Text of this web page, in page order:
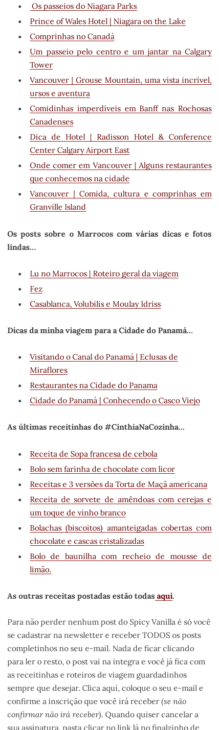
Os passeios do Niagara Parks
Prince of Wales Hotel | Niagara on the Lake
Comprinhas no Canadá
Um passeio pelo centro e um jantar na Calgary
Tower
Vancouver | Grouse Mountain, uma vista incrível,
ursos e aventura
Comidinhas imperdíveis em Banff nas Rochosas
Canadenses
Dica de Hotel | Radisson Hotel & Conference
Center Calgary Airport East
Onde comer em Vancouver | Alguns restaurantes
que conhecemos na cidade
Vancouver | Comida, cultura e comprinhas em
Granville Island
Os posts sobre o Marrocos com várias dicas e fotos
lindas…
Lu no Marrocos | Roteiro geral da viagem
Fez
Casablanca, Volubilis e Moulay Idriss
Dicas da minha viagem para a Cidade do Panamá…
Visitando o Canal do Panamá | Eclusas de
Miraflores
Restaurantes na Cidade do Panama
Cidade do Panamá | Conhecendo o Casco Viejo
As últimas receitinhas do #CinthiaNaCozinha…
Receita de Sopa francesa de cebola
Bolo sem farinha de chocolate com licor
Receitas e 3 versões da Torta de Maçã americana
Receita de sorvete de amêndoas com cerejas e
um toque de vinho branco
Bolachas (biscoitos) amanteigadas cobertas com
chocolate e cascas cristalizadas
Bolo de baunilha com recheio de mousse de
limão.
As outras receitas postadas estão todas aqui.
Para não perder nenhum post do Spicy Vanilla é só você
se cadastrar na newsletter e receber TODOS os posts
completinhos no seu e-mail. Nada de ficar clicando
para ler o resto, o post vai na integra e você já fica com
as receitinhas e roteiros de viagem guardadinhos
sempre que desejar. Clica aqui, coloque o seu e-mail e
confirme a inscrição que você irá receber (se não
confirmar não irá receber). Quando quiser cancelar a
sua assinatura, pasta clicar no link lá no finalzinho de